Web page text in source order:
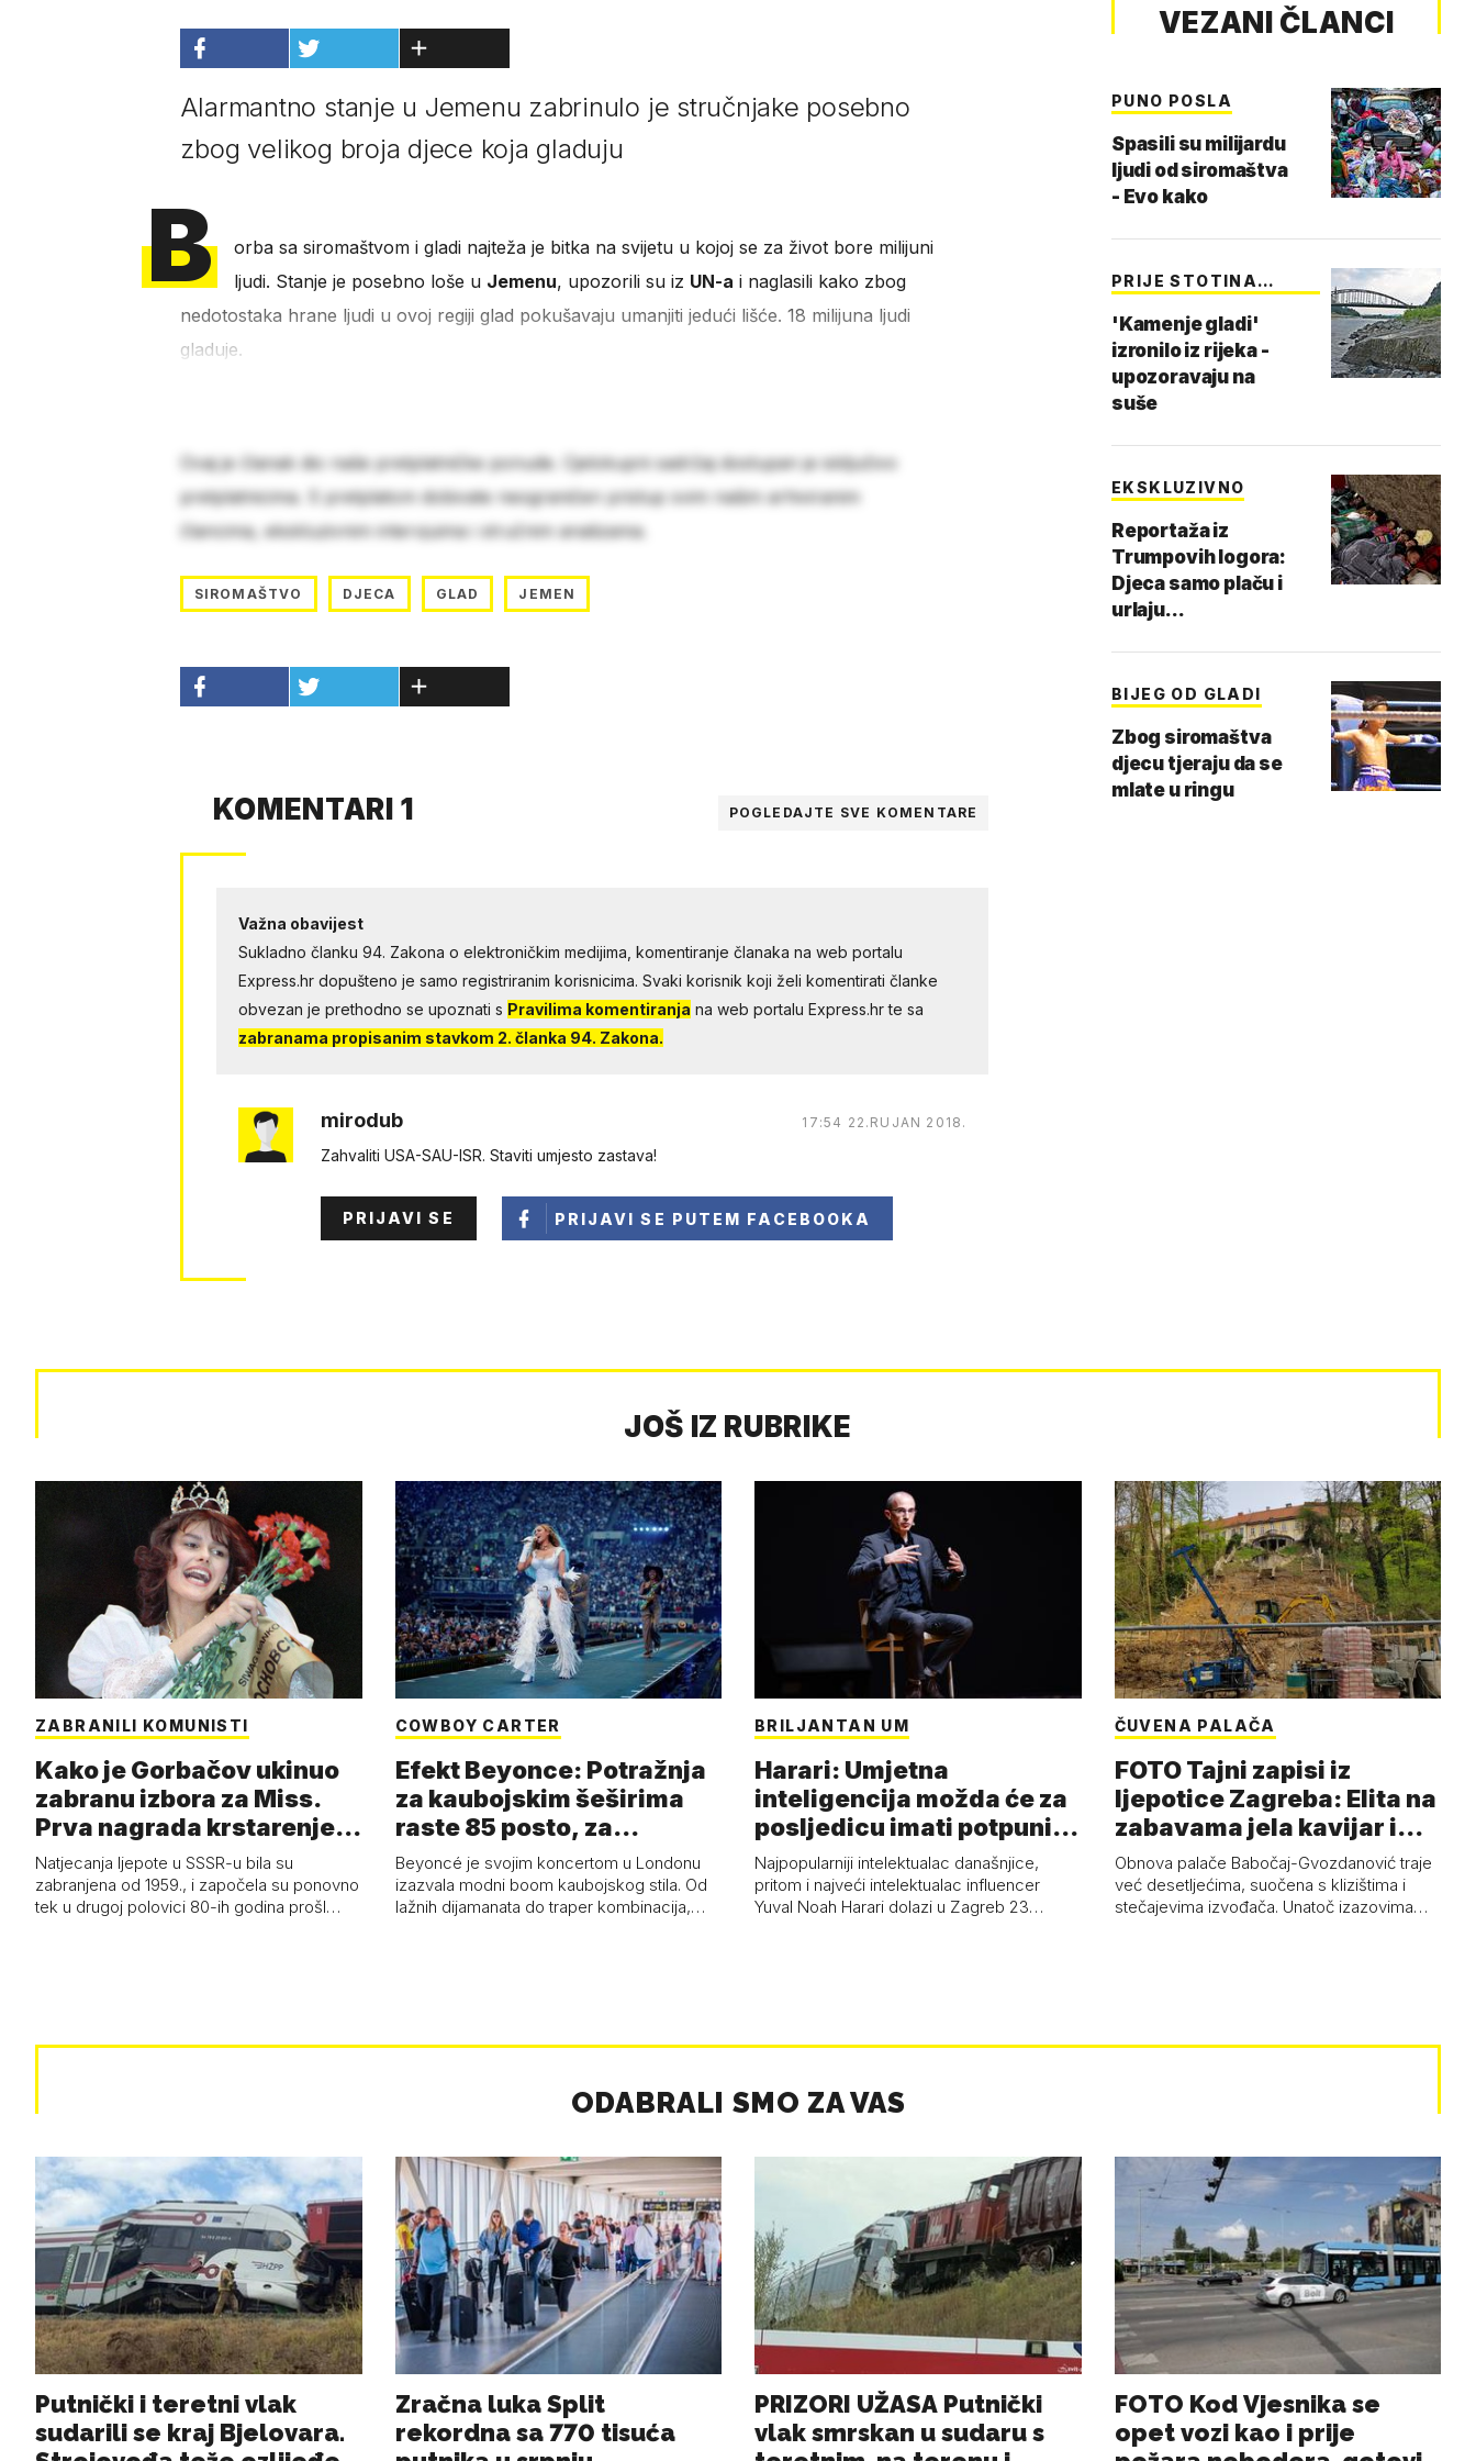
Alarmantno stanje u Jemenu zabrinulo je stručnjake posebno
zbog velikog broja djece koja gladuju
B
orba sa siromaštvom i gladi najteža je bitka na svijetu u kojoj se za život bore milijuni
ljudi. Stanje je posebno loše u Jemenu, upozorili su iz UN-a i naglasili kako zbog
nedotostaka hrane ljudi u ovoj regiji glad pokušavaju umanjiti jedući lišće. 18 milijuna ljudi
gladuje.
Ovaj je članak dio naše pretplatničke ponude. Cjelokupni sadržaj dostupan je isključivo
pretplatnicima. S pretplatom dobivate neograničen pristup svim našim arhiviranim
člancima, ekskluzivnim intervjuima i stručnim analizama.
SIROMAŠTVO DJECA GLAD JEMEN
KOMENTARI 1 POGLEDAJTE SVE KOMENTARE
Važna obavijest
Sukladno članku 94. Zakona o elektroničkim medijima, komentiranje članaka na web portalu
Express.hr dopušteno je samo registriranim korisnicima. Svaki korisnik koji želi komentirati članke
obvezan je prethodno se upoznati s Pravilima komentiranja na web portalu Express.hr te sa
zabranama propisanim stavkom 2. članka 94. Zakona.
mirodub 17:54 22.RUJAN 2018.
Zahvaliti USA-SAU-ISR. Staviti umjesto zastava!
PRIJAVI SE PRIJAVI SE PUTEM FACEBOOKA
VEZANI ČLANCI
PUNO POSLA
Spasili su milijardu
ljudi od siromaštva
- Evo kako
PRIJE STOTINA
'Kamenje gladi'
izronilo iz rijeka -
upozoravaju na
suše
EKSKLUZIVNO
Reportaža iz
Trumpovih logora:
Djeca samo plaču i
urlaju...
BIJEG OD GLADI
Zbog siromaštva
djecu tjeraju da se
mlate u ringu
JOŠ IZ RUBRIKE
ZABRANILI KOMUNISTI
Kako je Gorbačov ukinuo
zabranu izbora za Miss.
Prva nagrada krstarenje
Jadran…
Natjecanja ljepote u SSSR-u bila su
zabranjena od 1959., i započela su ponovno
tek u drugoj polovici 80-ih godina prošl…
COWBOY CARTER
Efekt Beyonce: Potražnja
za kaubojskim šeširima
raste 85 posto, za
čizmama 53 p…
Beyoncé je svojim koncertom u Londonu
izazvala modni boom kaubojskog stila. Od
lažnih dijamanata do traper kombinacija,…
BRILJANTAN UM
Harari: Umjetna
inteligencija možda će za
posljedicu imati potpuni
kolaps čovje…
Najpopularniji intelektualac današnjice,
pritom i najveći intelektualac influencer
Yuval Noah Harari dolazi u Zagreb 23…
ČUVENA PALAČA
FOTO Tajni zapisi iz
ljepotice Zagreba: Elita na
zabavama jela kavijar i
pud…
Obnova palače Babočaj-Gvozdanović traje
već desetljećima, suočena s klizištima i
stečajevima izvođača. Unatoč izazovima…